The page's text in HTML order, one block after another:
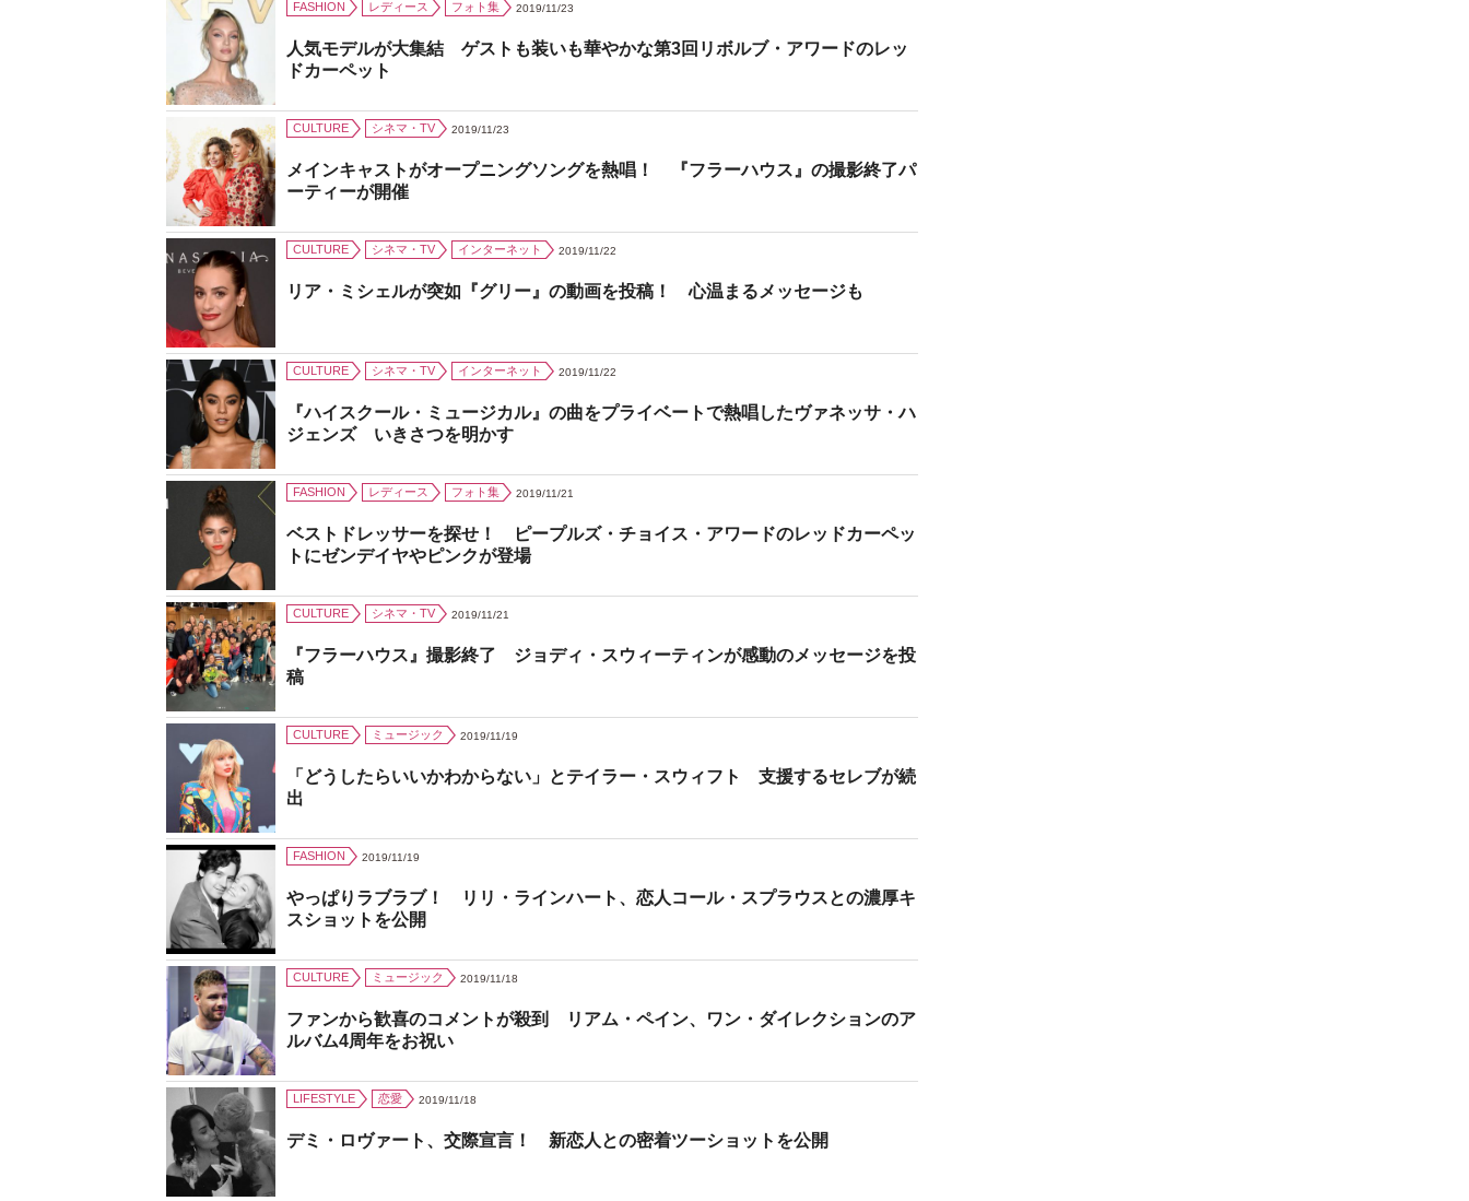
FASHION レディース フォト集 2019/11/23
人気モデルが大集結 ゲストも装いも華やかな第3回リボルブ・アワードのレッ
ドカーペット
CULTURE シネマ・TV 2019/11/23
メインキャストがオープニングソングを熱唱！ 『フラーハウス』の撮影終了パ
ーティーが開催
CULTURE シネマ・TV インターネット 2019/11/22
リア・ミシェルが突如『グリー』の動画を投稿！ 心温まるメッセージも
CULTURE シネマ・TV インターネット 2019/11/22
『ハイスクール・ミュージカル』の曲をプライベートで熱唱したヴァネッサ・ハ
ジェンズ いきさつを明かす
FASHION レディース フォト集 2019/11/21
ベストドレッサーを探せ！ ピープルズ・チョイス・アワードのレッドカーペッ
トにゼンデイヤやピンクが登場
CULTURE シネマ・TV 2019/11/21
『フラーハウス』撮影終了 ジョディ・スウィーティンが感動のメッセージを投
稿
CULTURE ミュージック 2019/11/19
「どうしたらいいかわからない」とテイラー・スウィフト 支援するセレブが続
出
FASHION 2019/11/19
やっぱりラブラブ！ リリ・ラインハート、恋人コール・スプラウスとの濃厚キ
スショットを公開
CULTURE ミュージック 2019/11/18
ファンから歓喜のコメントが殺到 リアム・ペイン、ワン・ダイレクションのア
ルバム4周年をお祝い
LIFESTYLE 恋愛 2019/11/18
デミ・ロヴァート、交際宣言！ 新恋人との密着ツーショットを公開